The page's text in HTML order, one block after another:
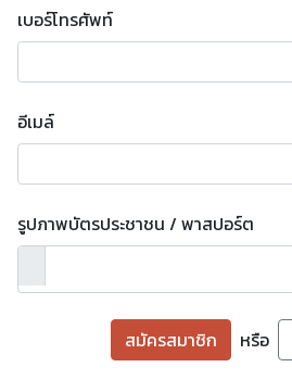
เบอร์โทรศัพท์
อีเมล์
รูปภาพบัตรประชาชน / พาสปอร์ต
สมัครสมาชิก หรือ